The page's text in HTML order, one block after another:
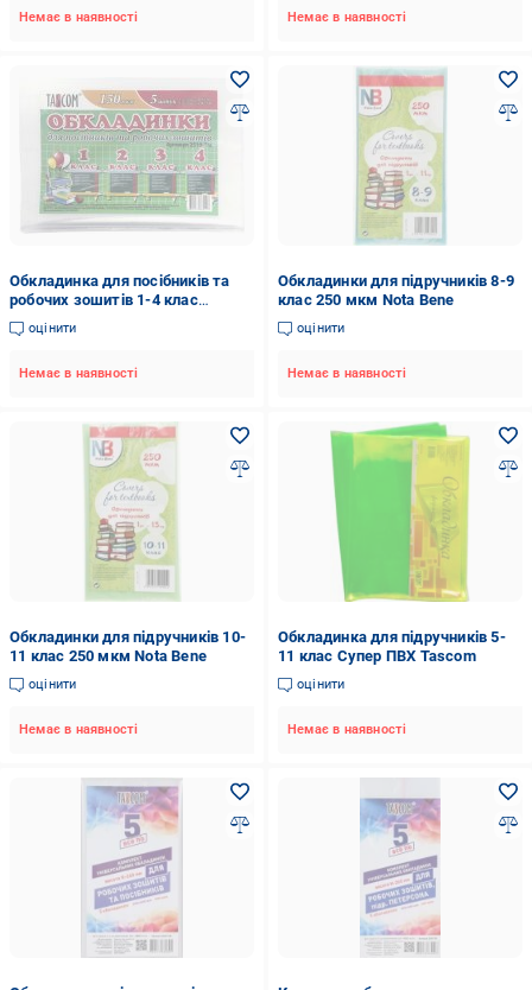
Немає в наявності Немає в наявності
Обкладинка для посібників та
робочих зошитів 1-4 клас
Tascom
оцінити
Немає в наявності
Обкладинки для підручників 8-9
клас 250 мкм Nota Bene
оцінити
Немає в наявності
Обкладинки для підручників 10-
11 клас 250 мкм Nota Bene
оцінити
Немає в наявності
Обкладинка для підручників 5-
11 клас Супер ПВХ Tascom
оцінити
Немає в наявності